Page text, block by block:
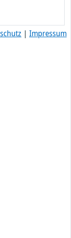
| Impressum